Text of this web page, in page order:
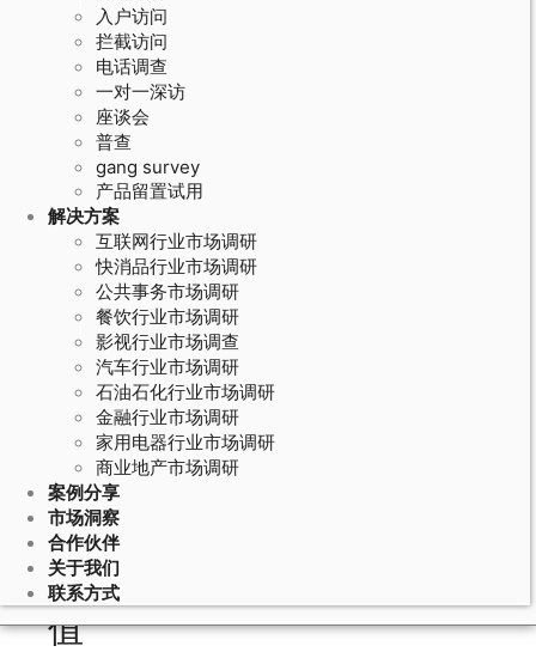
入户访问
拦截访问
电话调查
一对一深访
座谈会
普查
gang survey
产品留置试用
解决方案
互联网行业市场调研
快消品行业市场调研
公共事务市场调研
餐饮行业市场调研
影视行业市场调查
汽车行业市场调研
石油石化行业市场调研
金融行业市场调研
家用电器行业市场调研
商业地产市场调研
案例分享
市场洞察
合作伙伴
关于我们
联系方式
April 1, 2026
消费者满意度的驱动因素分析：哪些
满意度驱动因素分析的价
值